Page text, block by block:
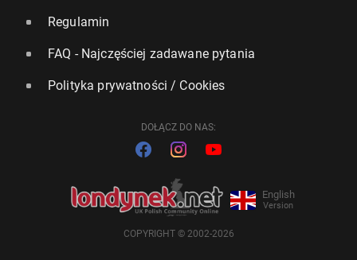
Regulamin
FAQ - Najczęściej zadawane pytania
Polityka prywatności / Cookies
DOŁĄCZ DO NAS:
English
Version
COPYRIGHT © 2002-2026